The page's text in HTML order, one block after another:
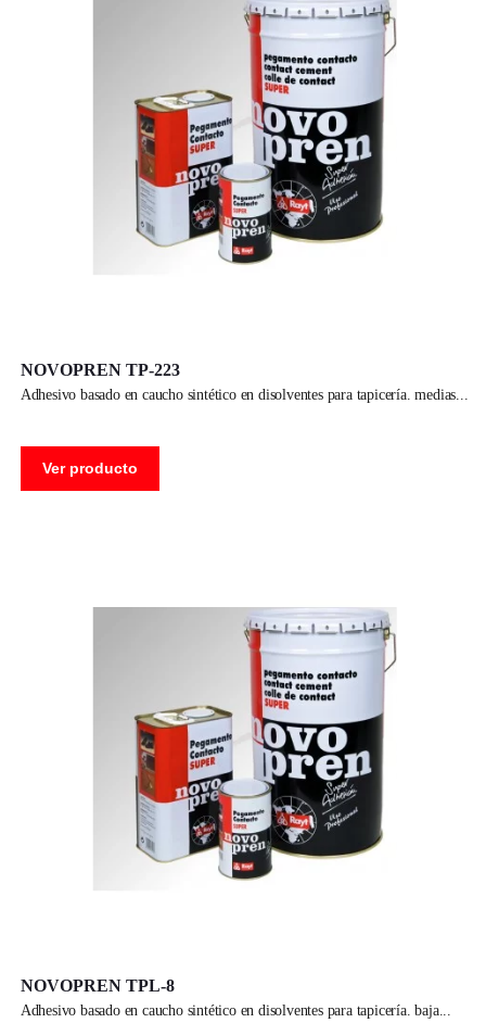
NOVOPREN TP-223
adhesivo basado en caucho sintético en disolventes para tapicería. medias
Ver producto
NOVOPREN TPL-8
adhesivo basado en caucho sintético en disolventes para tapicería. baja